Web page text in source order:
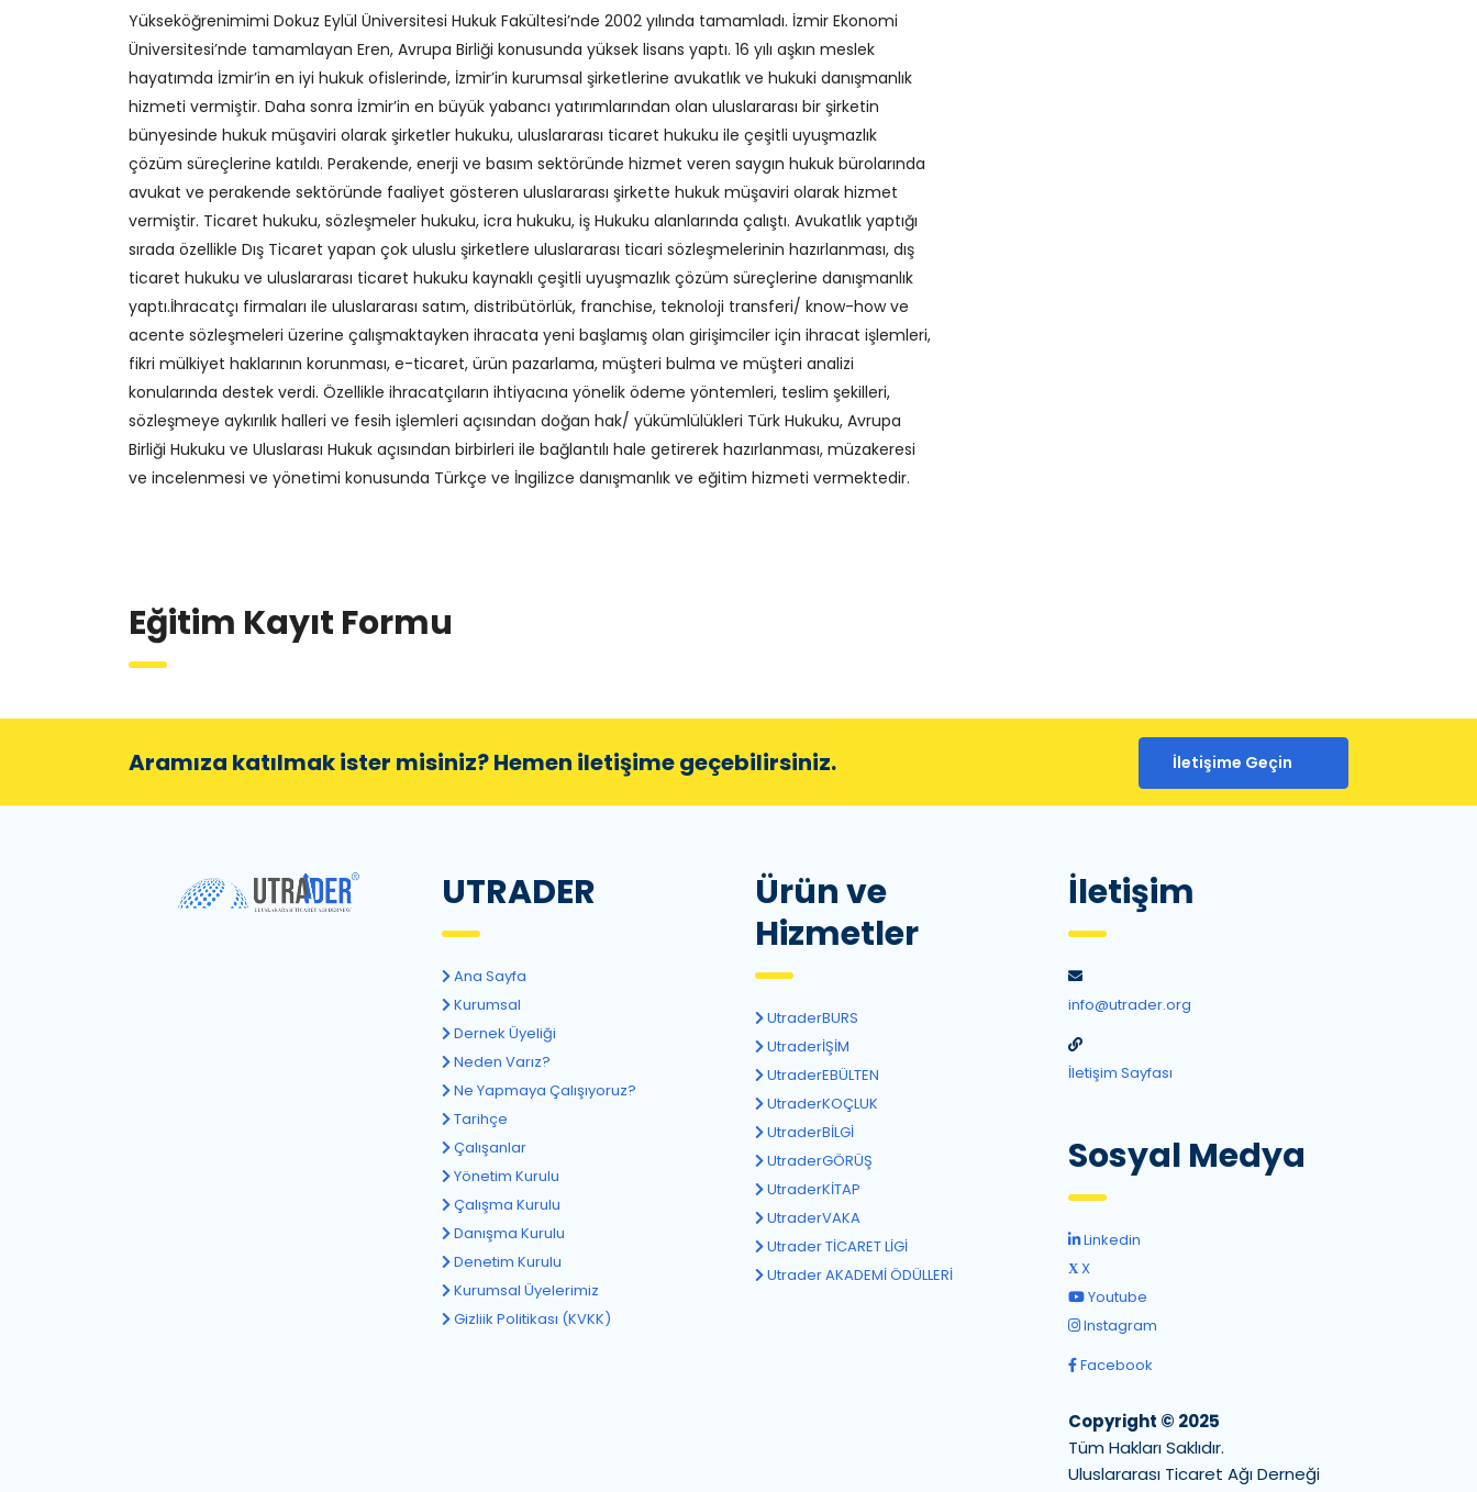
Yükseköğrenimimi Dokuz Eylül Üniversitesi Hukuk Fakültesi’nde 2002 yılında tamamladı. İzmir Ekonomi
Üniversitesi’nde tamamlayan Eren, Avrupa Birliği konusunda yüksek lisans yaptı. 16 yılı aşkın meslek
hayatımda İzmir’in en iyi hukuk ofislerinde, İzmir’in kurumsal şirketlerine avukatlık ve hukuki danışmanlık
hizmeti vermiştir. Daha sonra İzmir’in en büyük yabancı yatırımlarından olan uluslararası bir şirketin
bünyesinde hukuk müşaviri olarak şirketler hukuku, uluslararası ticaret hukuku ile çeşitli uyuşmazlık
çözüm süreçlerine katıldı. Perakende, enerji ve basım sektöründe hizmet veren saygın hukuk bürolarında
avukat ve perakende sektöründe faaliyet gösteren uluslararası şirkette hukuk müşaviri olarak hizmet
vermiştir. Ticaret hukuku, sözleşmeler hukuku, icra hukuku, iş Hukuku alanlarında çalıştı. Avukatlık yaptığı
sırada özellikle Dış Ticaret yapan çok uluslu şirketlere uluslararası ticari sözleşmelerinin hazırlanması, dış
ticaret hukuku ve uluslararası ticaret hukuku kaynaklı çeşitli uyuşmazlık çözüm süreçlerine danışmanlık
yaptı.İhracatçı firmaları ile uluslararası satım, distribütörlük, franchise, teknoloji transferi/ know-how ve
acente sözleşmeleri üzerine çalışmaktayken ihracata yeni başlamış olan girişimciler için ihracat işlemleri,
fikri mülkiyet haklarının korunması, e-ticaret, ürün pazarlama, müşteri bulma ve müşteri analizi
konularında destek verdi. Özellikle ihracatçıların ihtiyacına yönelik ödeme yöntemleri, teslim şekilleri,
sözleşmeye aykırılık halleri ve fesih işlemleri açısından doğan hak/ yükümlülükleri Türk Hukuku, Avrupa
Birliği Hukuku ve Uluslarası Hukuk açısından birbirleri ile bağlantılı hale getirerek hazırlanması, müzakeresi
ve incelenmesi ve yönetimi konusunda Türkçe ve İngilizce danışmanlık ve eğitim hizmeti vermektedir.
Eğitim Kayıt Formu
Aramıza katılmak ister misiniz? Hemen iletişime geçebilirsiniz. İletişime Geçin
UTRADER
Ana Sayfa
Kurumsal
Dernek Üyeliği
Neden Varız?
Ne Yapmaya Çalışıyoruz?
Tarihçe
Çalışanlar
Yönetim Kurulu
Çalışma Kurulu
Danışma Kurulu
Denetim Kurulu
Kurumsal Üyelerimiz
Gizliik Politikası (KVKK)
Ürün ve
Hizmetler
UtraderBURS
UtraderİŞİM
UtraderEBÜLTEN
UtraderKOÇLUK
UtraderBİLGİ
UtraderGÖRÜŞ
UtraderKİTAP
UtraderVAKA
Utrader TİCARET LİGİ
Utrader AKADEMİ ÖDÜLLERİ
İletişim
info@utrader.org
İletişim Sayfası
Sosyal Medya
Linkedin
X
Youtube
Instagram
Facebook
Copyright © 2025
Tüm Hakları Saklıdır.
Uluslararası Ticaret Ağı Derneği